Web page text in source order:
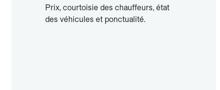
Prix, courtoisie des chauffeurs, état
des véhicules et ponctualité.